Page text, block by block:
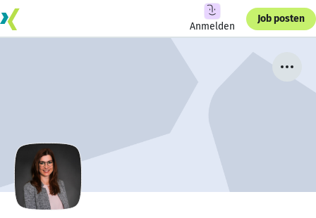
Anmelden
Job posten